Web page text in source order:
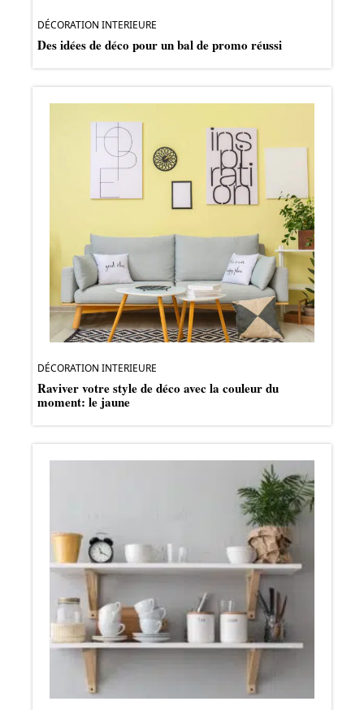
DÉCORATION INTERIEURE
Des idées de déco pour un bal de promo réussi
DÉCORATION INTERIEURE
Raviver votre style de déco avec la couleur du
moment: le jaune